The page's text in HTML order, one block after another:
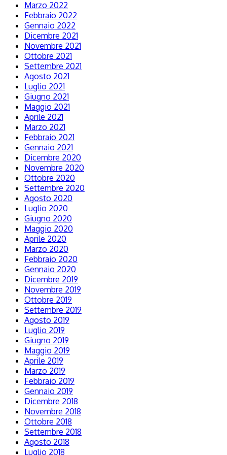
Marzo 2022
Febbraio 2022
Gennaio 2022
Dicembre 2021
Novembre 2021
Ottobre 2021
Settembre 2021
Agosto 2021
Luglio 2021
Giugno 2021
Maggio 2021
Aprile 2021
Marzo 2021
Febbraio 2021
Gennaio 2021
Dicembre 2020
Novembre 2020
Ottobre 2020
Settembre 2020
Agosto 2020
Luglio 2020
Giugno 2020
Maggio 2020
Aprile 2020
Marzo 2020
Febbraio 2020
Gennaio 2020
Dicembre 2019
Novembre 2019
Ottobre 2019
Settembre 2019
Agosto 2019
Luglio 2019
Giugno 2019
Maggio 2019
Aprile 2019
Marzo 2019
Febbraio 2019
Gennaio 2019
Dicembre 2018
Novembre 2018
Ottobre 2018
Settembre 2018
Agosto 2018
Luglio 2018